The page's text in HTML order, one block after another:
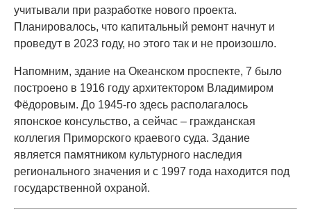
учитывали при разработке нового проекта.
Планировалось, что капитальный ремонт начнут и
проведут в 2023 году, но этого так и не произошло.
Напомним, здание на Океанском проспекте, 7 было
построено в 1916 году архитектором Владимиром
Фёдоровым. До 1945-го здесь располагалось
японское консульство, а сейчас – гражданская
коллегия Приморского краевого суда. Здание
является памятником культурного наследия
регионального значения и с 1997 года находится под
государственной охраной.